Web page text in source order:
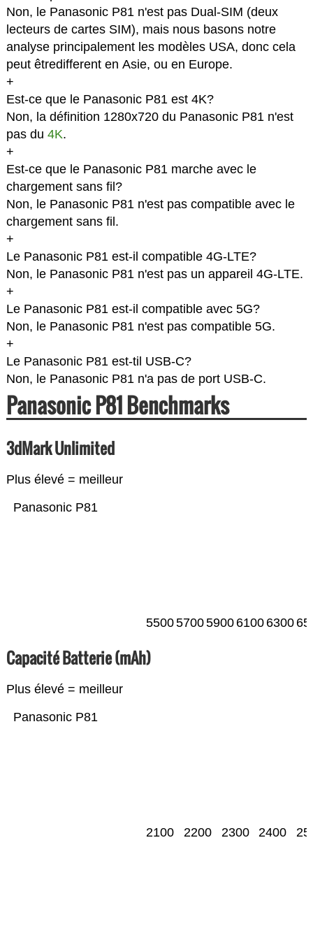
Non, le Panasonic P81 n'est pas Dual-SIM (deux
lecteurs de cartes SIM), mais nous basons notre
analyse principalement les modèles USA, donc cela
peut êtredifferent en Asie, ou en Europe.
+
Est-ce que le Panasonic P81 est 4K?
Non, la définition 1280x720 du Panasonic P81 n'est
pas du 4K.
+
Est-ce que le Panasonic P81 marche avec le
chargement sans fil?
Non, le Panasonic P81 n'est pas compatible avec le
chargement sans fil.
+
Le Panasonic P81 est-il compatible 4G-LTE?
Non, le Panasonic P81 n'est pas un appareil 4G-LTE.
+
Le Panasonic P81 est-il compatible avec 5G?
Non, le Panasonic P81 n'est pas compatible 5G.
+
Le Panasonic P81 est-til USB-C?
Non, le Panasonic P81 n'a pas de port USB-C.
Panasonic P81 Benchmarks
3dMark Unlimited
Plus élevé = meilleur
Panasonic P81
550057005900 6100 6300
Capacité Batterie (mAh)
Plus élevé = meilleur
Panasonic P81
2100 2200 2300 2400